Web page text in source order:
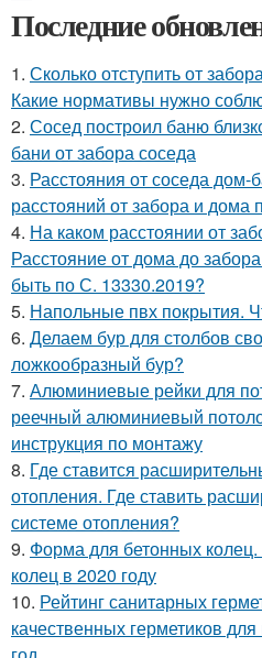
Последние
1. Сколько отступить от
Какие нормативы нужно
2. Сосед построил баню
бани от забора соседа
3. Расстояния от соседа
расстояний от забора и дома
4. На каком расстоянии от
Расстояние от дома до
быть по С. 13330.2019?
5. Напольные пвх покрытия.
6. Делаем бур для столбов
ложкообразный бур?
7. Алюминиевые рейки для
реечный алюминиевый
инструкция по монтажу
8. Где ставится
отопления. Где ставить
системе отопления?
9. Форма для бетонных
колец в 2020 году
10. Рейтинг санитарных
качественных герметиков